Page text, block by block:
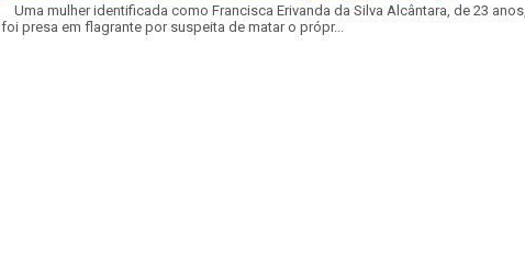
Uma mulher identificada como Francisca Erivanda da Silva Alcântara, de 23 anos,
foi presa em flagrante por suspeita de matar o própr...